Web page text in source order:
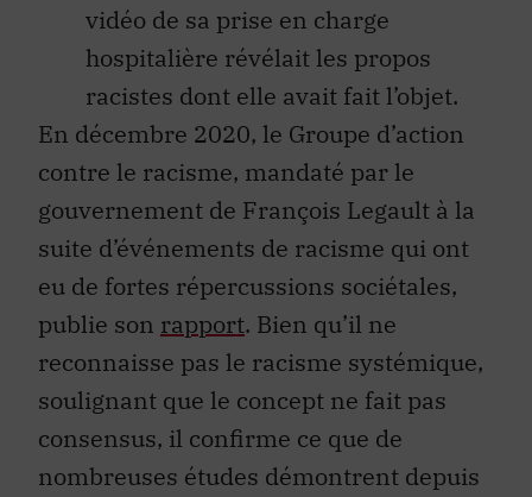
vidéo de sa prise en charge
hospitalière révélait les propos
racistes dont elle avait fait l’objet.
En décembre 2020, le Groupe d’action
contre le racisme, mandaté par le
gouvernement de François Legault à la
suite d’événements de racisme qui ont
eu de fortes répercussions sociétales,
publie son rapport. Bien qu’il ne
reconnaisse pas le racisme systémique,
soulignant que le concept ne fait pas
consensus, il confirme ce que de
nombreuses études démontrent depuis